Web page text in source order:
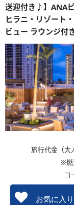
送迎付き♪】ANA
ヒラニ・リゾート
ビュー ラウンジ付
旅行代金（大
※燃
コ
お気に入